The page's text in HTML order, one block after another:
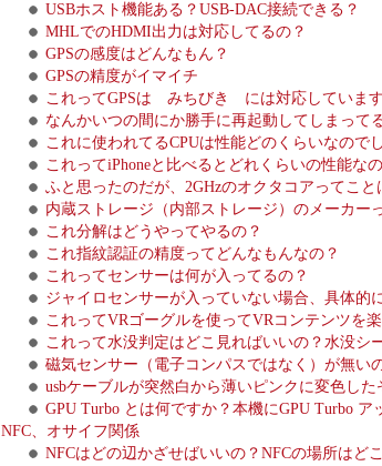
USBホスト機能ある？USB-DAC接続できる？
MHLでのHDMI出力は対応してるの？
GPSの感度はどんなもん？
GPSの精度がイマイチ
これってGPSは みちびき には対応していま
なんかいつの間にか勝手に再起動してしまって
これに使われてるCPUは性能どのくらいなので
これってiPhoneと比べるとどれくらいの性能な
ふと思ったのだが、2GHzのオクタコアってこ
内蔵ストレージ（内部ストレージ）のメーカー
これ分解はどうやってやるの？
これ指紋認証の精度ってどんなもんなの？
これってセンサーは何が入ってるの？
ジャイロセンサーが入っていない場合、具体的
これってVRゴーグルを使ってVRコンテンツを
これって水没判定はどこ見ればいいの？水没シ
磁気センサー（電子コンパスではなく）が無い
usbケーブルが突然白から薄いピンクに変色し
GPU Turbo とは何ですか？本機にGPU Turbo ア
NFC、オサイフ関係
NFCはどの辺かざせばいいの？NFCの場所はど